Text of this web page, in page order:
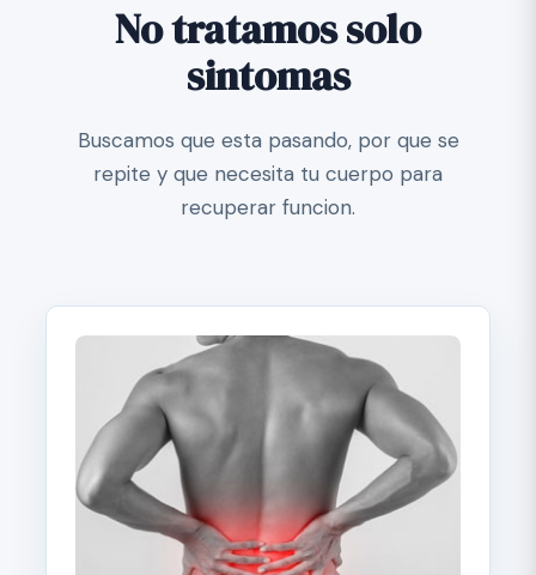
No tratamos solo
sintomas
Buscamos que esta pasando, por que se
repite y que necesita tu cuerpo para
recuperar funcion.